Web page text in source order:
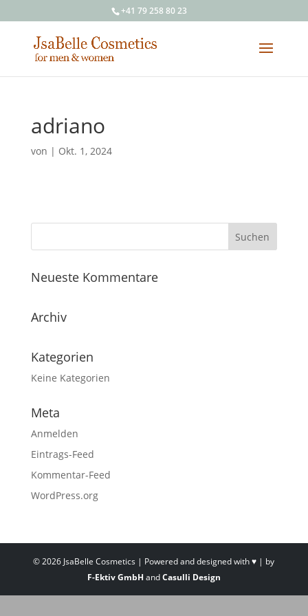
+41 79 258 80 23
adriano
von | Okt. 1, 2024
Neueste Kommentare
Archiv
Kategorien
Keine Kategorien
Meta
Anmelden
Eintrags-Feed
Kommentar-Feed
WordPress.org
©2026 JsaBelle Cosmetics | Powered and designed with ♥ | by
F-Ektiv GmbH andCasulli Design